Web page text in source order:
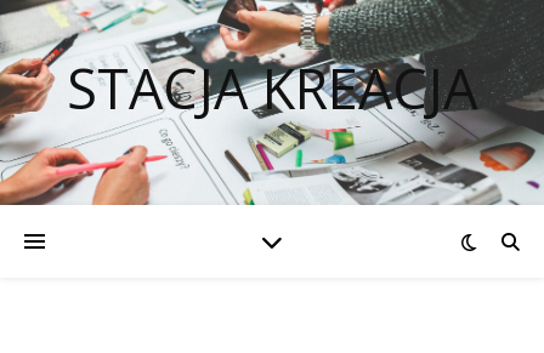
STACJA KREACJA